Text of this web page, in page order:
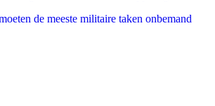
de meeste militaire taken onbemand